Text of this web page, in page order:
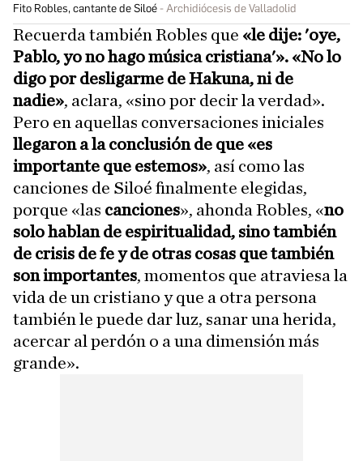
Fito Robles, cantante de Siloé Archidiócesis de Valladolid
Recuerda también Robles que «le dije: 'oye,
Pablo, yo no hago música cristiana'». «No lo
digo por desligarme de Hakuna, ni de
nadie», aclara, «sino por decir la verdad».
Pero en aquellas conversaciones iniciales
llegaron a la conclusión de que «es
importante que estemos», así como las
canciones de Siloé finalmente elegidas,
porque «las canciones», ahonda Robles, «no
solo hablan de espiritualidad, sino también
de crisis de fe y de otras cosas que también
son importantes, momentos que atraviesa la
vida de un cristiano y que a otra persona
también le puede dar luz, sanar una herida,
acercar al perdón o a una dimensión más
grande».